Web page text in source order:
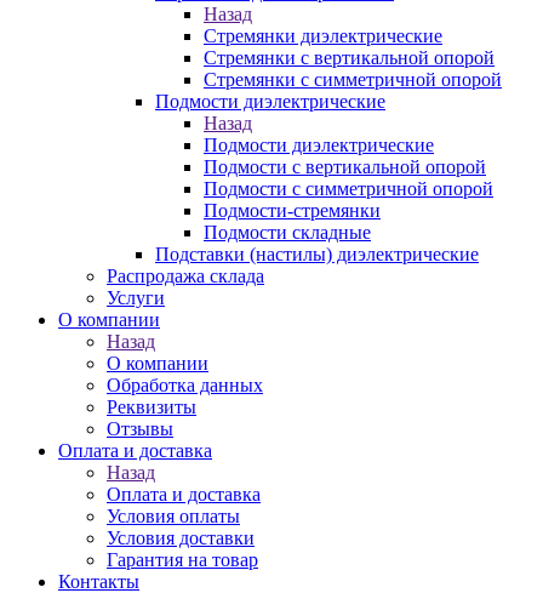
Назад
Стремянки диэлектрические
Стремянки с вертикальной опорой
Стремянки с симметричной опорой
Подмости диэлектрические
Назад
Подмости диэлектрические
Подмости с вертикальной опорой
Подмости с симметричной опорой
Подмости-стремянки
Подмости складные
Подставки (настилы) диэлектрические
Распродажа склада
Услуги
О компании
Назад
О компании
Обработка данных
Реквизиты
Отзывы
Оплата и доставка
Назад
Оплата и доставка
Условия оплаты
Условия доставки
Гарантия на товар
Контакты